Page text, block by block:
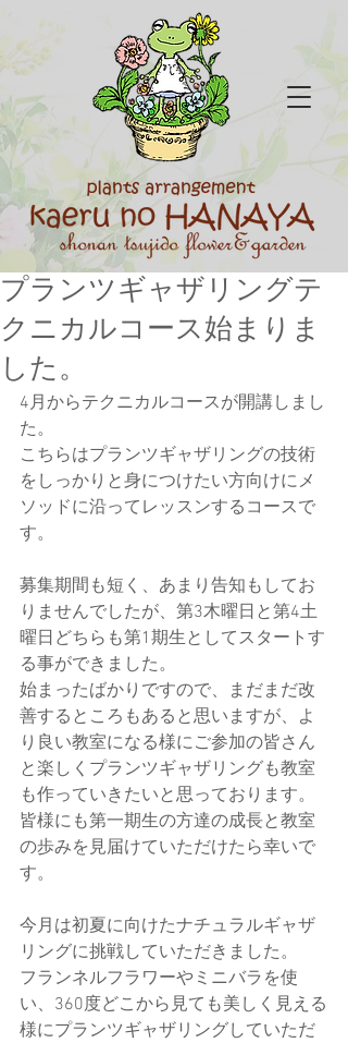
プランツギャザリングテ
クニカルコース始まりま
した。
4月からテクニカルコースが開講しまし
た。
こちらはプランツギャザリングの技術
をしっかりと身につけたい方向けにメ
ソッドに沿ってレッスンするコースで
す。
募集期間も短く、あまり告知もしてお
りませんでしたが、第3木曜日と第4土
曜日どちらも第1期生としてスタートす
る事ができました。
始まったばかりですので、まだまだ改
善するところもあると思いますが、よ
り良い教室になる様にご参加の皆さん
と楽しくプランツギャザリングも教室
も作っていきたいと思っております。
皆様にも第一期生の方達の成長と教室
の歩みを見届けていただけたら幸いで
す。
今月は初夏に向けたナチュラルギャザ
リングに挑戦していただきました。
フランネルフラワーやミニバラを使
い、360度どこから見ても美しく見える
様にプランツギャザリングしていただ